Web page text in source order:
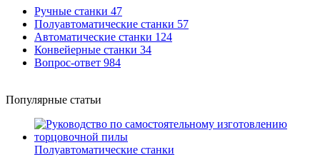
Ручные станки 47
Полуавтоматические станки 57
Автоматические станки 124
Конвейерные станки 34
Вопрос-ответ 984
Популярные статьи
Полуавтоматические станки